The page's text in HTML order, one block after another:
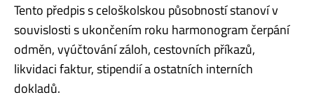
Tento předpis s celoškolskou působností stanoví v
souvislosti s ukončením roku harmonogram čerpání
odměn, vyúčtování záloh, cestovních příkazů,
likvidaci faktur, stipendií a ostatních interních
dokladů.